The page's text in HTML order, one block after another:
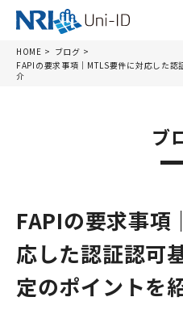
HOME
ブログ
FAPIの要求事項｜MTLS要件に対応した
介
ブ
FAPIの要求事項
応した認証認可
定のポイントを